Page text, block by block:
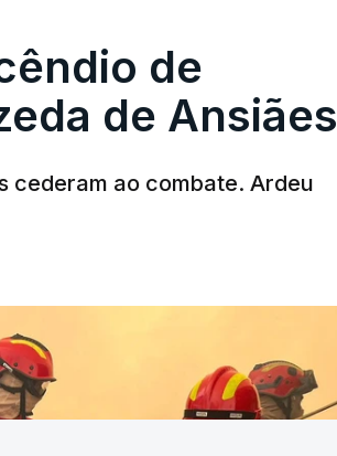
de
de Ansiães
cederam ao combate. Ardeu